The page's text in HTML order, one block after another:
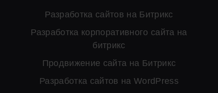
Разработка сайтов на Битрикс
Разработка корпоративного сайта на
битрикс
Продвижение сайта на Битрикс
Разработка сайтов на WordPress